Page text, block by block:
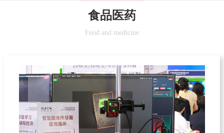
食品医药
Food and medicine